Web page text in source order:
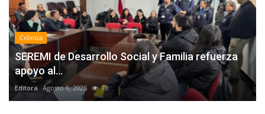
Crónica
SEREMI de Desarrollo Social y Familia refuerza
apoyo al...
Editora Agosto 6, 2026 78